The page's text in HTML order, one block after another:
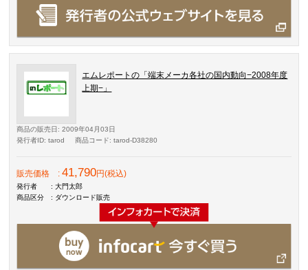
エムレポートの「端末メーカ各社の国内動向−2008年度
上期−」
商品の販売日 : 2009年04月03日
発行者ID: tarod 商品コード: tarod-D38280
販売価格 :41,790円(税込)
発行者
: 大門太郎
商品区分
: ダウンロード販売